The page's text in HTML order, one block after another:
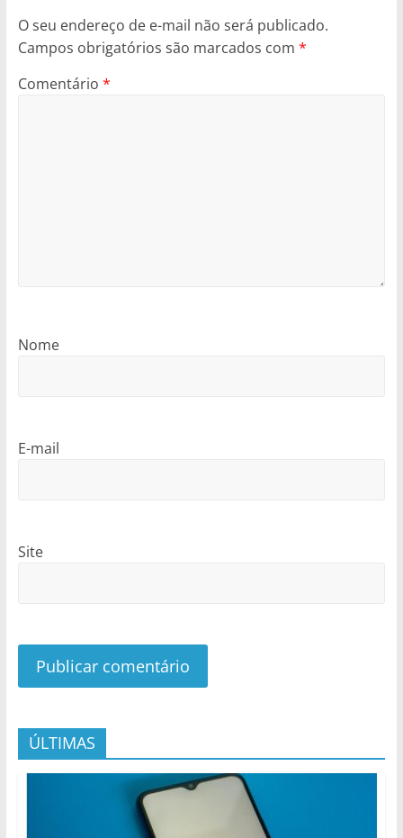
O seu endereço de e-mail não será publicado.
Campos obrigatórios são marcados com *
Comentário *
Nome
E-mail
Site
ÚLTIMAS